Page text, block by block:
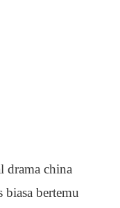
drama china
biasa bertemu